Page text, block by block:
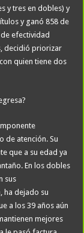
y tres en dobles) y
y ganó 858 de
efectividad
decidió priorizar
quien tiene dos
de atención. Su
que a su edad ya
En los dobles
sus
ha dejado su
a los 39 años aún
mejores